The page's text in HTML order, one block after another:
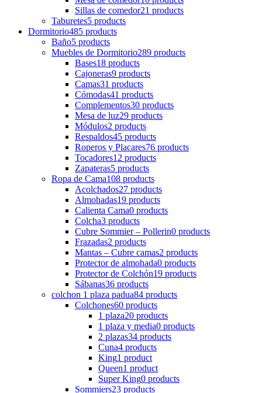
Sillas de comedor21 products
Taburetes5 products
Dormitorio485 products
Baño5 products
Muebles de Dormitorio289 products
Bases18 products
Cajoneras9 products
Camas31 products
Cómodas41 products
Complementos30 products
Mesa de luz29 products
Módulos2 products
Respaldos45 products
Roperos y Placares76 products
Tocadores12 products
Zapateras5 products
Ropa de Cama108 products
Acolchados27 products
Almohadas19 products
Calienta Cama0 products
Colcha3 products
Cubre Sommier – Pollerin0 products
Frazadas2 products
Mantas – Cubre camas2 products
Protector de almohada0 products
Protector de Colchón19 products
Sábanas36 products
colchon 1 plaza padua84 products
Colchones60 products
1 plaza20 products
1 plaza y media0 products
2 plazas34 products
Cuna4 products
King1 product
Queen1 product
Super King0 products
Sommiers23 products